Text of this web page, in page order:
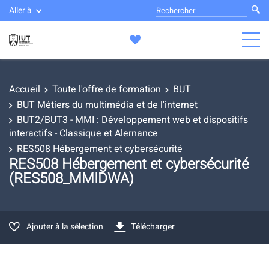
Aller à
Accueil Toute l'offre de formation
BUT
BUT Métiers du multimédia et de l'internet
BUT2/BUT3 - MMI : Développement web et dispositifs
interactifs - Classique et Alernance
RES508 Hébergement et cybersécurité
RES508 Hébergement et cybersécurité
(RES508_MMIDWA)
Ajouter à la sélection Télécharger